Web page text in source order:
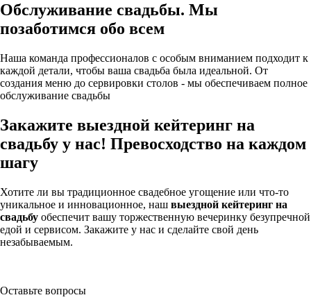
Обслуживание свадьбы. Мы
позаботимся обо всем
Наша команда профессионалов с особым вниманием подходит к
каждой детали, чтобы ваша свадьба была идеальной. От
создания меню до сервировки столов - мы обеспечиваем полное
обслуживание свадьбы
Закажите выездной кейтеринг на
свадьбу у нас! Превосходство на каждом
шагу
Хотите ли вы традиционное свадебное угощение или что-то
уникальное и инновационное, наш выездной кейтеринг на
свадьбу обеспечит вашу торжественную вечеринку безупречной
едой и сервисом. Закажите у нас и сделайте свой день
незабываемым.
Оставьте вопросы